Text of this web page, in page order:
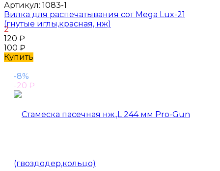
Артикул: 1083-1
Вилка для распечатывания сот Mega Lux-21
(гнутые иглы,красная, нж)
2
120 ₽
100 ₽
Купить
-8%
-20 ₽